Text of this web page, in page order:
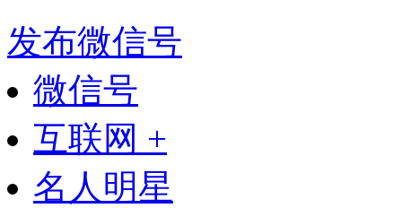
发布微信号
微信号
互联网 +
名人明星